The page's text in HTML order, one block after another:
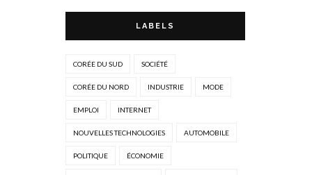
LABELS
CORÉE DU SUD SOCIÉTÉ
CORÉE DU NORD INDUSTRIE MODE
EMPLOI INTERNET
NOUVELLES TECHNOLOGIES AUTOMOBILE
POLITIQUE ÉCONOMIE